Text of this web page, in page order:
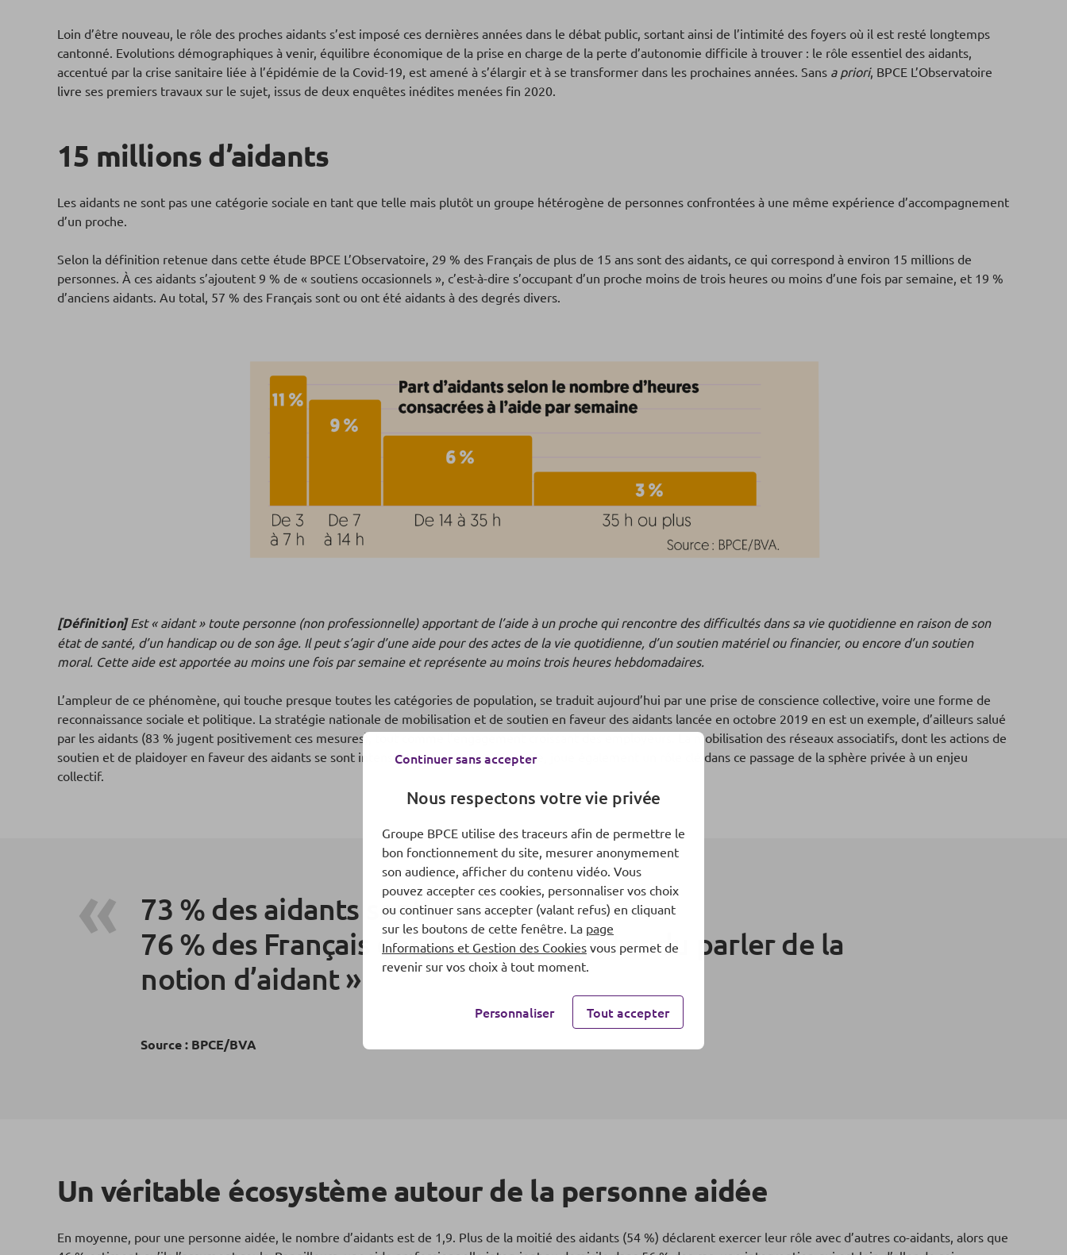
Loin d’être nouveau, le rôle des proches aidants s’est imposé ces dernières années dans le débat public, sortant ainsi de l’intimité des foyers où il est resté longtemps
cantonné. Evolutions démographiques à venir, équilibre économique de la prise en charge de la perte d’autonomie difficile à trouver : le rôle essentiel des aidants,
accentué par la crise sanitaire liée à l’épidémie de la Covid-19, est amené à s’élargir et à se transformer dans les prochaines années. Sans a priori, BPCE L’Observatoire
livre ses premiers travaux sur le sujet, issus de deux enquêtes inédites menées fin 2020.
15 millions d’aidants
Les aidants ne sont pas une catégorie sociale en tant que telle mais plutôt un groupe hétérogène de personnes confrontées à une même expérience d’accompagnement
d’un proche.
Selon la définition retenue dans cette étude BPCE L’Observatoire, 29 % des Français de plus de 15 ans sont des aidants, ce qui correspond à environ 15 millions de
personnes. À ces aidants s’ajoutent 9 % de « soutiens occasionnels », c’est-à-dire s’occupant d’un proche moins de trois heures ou moins d’une fois par semaine, et 19 %
d’anciens aidants. Au total, 57 % des Français sont ou ont été aidants à des degrés divers.
[Définition]Est « aidant » toute personne (non professionnelle) apportant de l’aide à un proche qui rencontre des difficultés dans sa vie quotidienne en raison de son
état de santé, d’un handicap ou de son âge. Il peut s’agir d’une aide pour des actes de la vie quotidienne, d’un soutien matériel ou financier, ou encore d’un soutien
moral. Cette aide est apportée au moins une fois par semaine et représente au moins trois heures hebdomadaires.
L’ampleur de ce phénomène, qui touche presque toutes les catégories de population, se traduit aujourd’hui par une prise de conscience collective, voire une forme de
reconnaissance sociale et politique. La stratégie nationale de mobilisation et de soutien en faveur des aidants lancée en octobre 2019 en est un exemple, d’ailleurs salué
par les aidants (83 % jugent positivement ces mesures), tout comme l’engagement croissant des employeurs. La mobilisation des réseaux associatifs, dont les actions de
soutien et de plaidoyer en faveur des aidants se sont intensifiées depuis une décennie, joue également un rôle clé dans ce passage de la sphère privée à un enjeu
collectif.
73 % des aidants sont des actifs
76 % des Français déclarent avoir entendu parler de la
notion d’aidant
Source : BPCE/BVA
Un véritable écosystème autour de la personne aidée
En moyenne, pour une personne aidée, le nombre d’aidants est de 1,9. Plus de la moitié des aidants (54 %) déclarent exercer leur rôle avec d’autres co-aidants, alors que
Continuer sans accepter
Nous respectons votre vie privée
Groupe BPCE utilise des traceurs afin de permettre le
bon fonctionnement du site, mesurer anonymement
son audience, afficher du contenu vidéo. Vous
pouvez accepter ces cookies, personnaliser vos choix
ou continuer sans accepter (valant refus) en cliquant
sur les boutons de cette fenêtre. La page
Informations et Gestion des Cookies vous permet de
revenir sur vos choix à tout moment.
Personnaliser Tout accepter